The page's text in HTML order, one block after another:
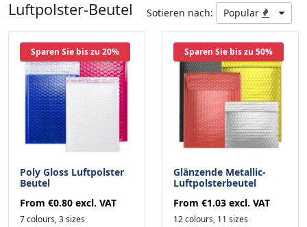
Luftpolster-Beutel Sotieren nach: Popular
Sparen Sie bis zu 20%
Poly Gloss Luftpolster
Beutel
From €0.80 excl. VAT
7 colours, 3 sizes
Sparen Sie bis zu 50%
Glänzende Metallic-
Luftpolsterbeutel
From €1.03 excl. VAT
12 colours, 11 sizes